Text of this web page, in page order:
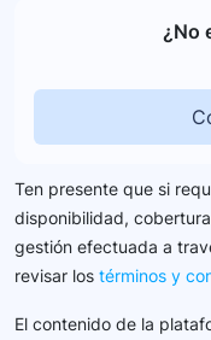
¿No
Ten presente que si
disponibilidad,
gestión efectuada a
revisar los términos y
El contenido de la